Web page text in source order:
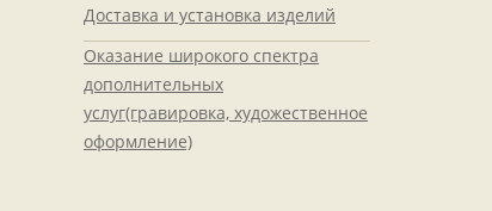
Доставка и установка изделий
Оказание широкого спектра
дополнительных
услуг(гравировка, художественное
оформление)